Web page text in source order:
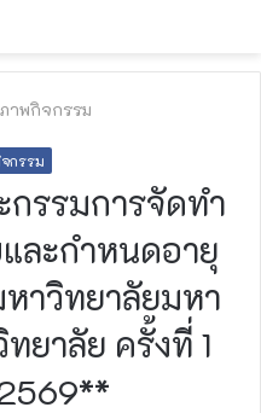
าพกิจกรรม
กรรม
รรมการจัดทำ
ละกำหนดอายุ
หาวิทยาลัยมหา
ยาลัย ครั้งที่ 1